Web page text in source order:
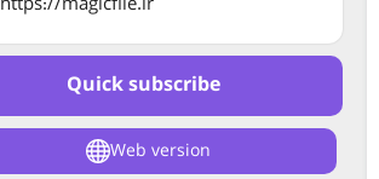
Quick subscribe
Web version